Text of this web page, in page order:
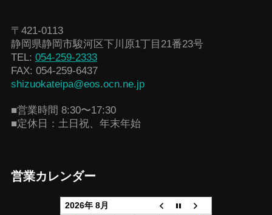
〒421-0113
静岡県静岡市駿河区下川原1丁目21番23号
TEL: 054-259-2333
FAX: 054-259-6437
shizuokateipa@eos.ocn.ne.jp
■営業時間 8:30〜17:30
■定休日：土日祝、年末年始
営業カレンダー
2026年 8月